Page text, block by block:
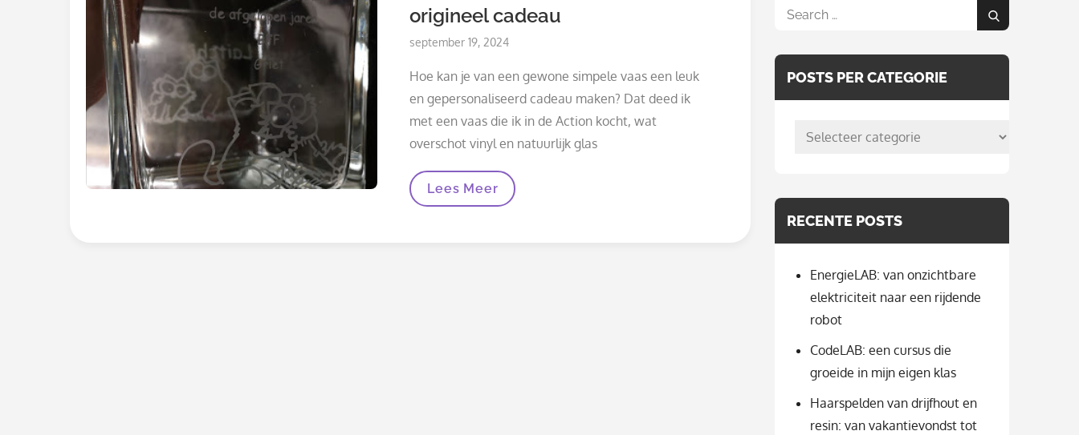
origineel cadeau
Posted
september 19, 2024
Hoe kan je van een gewone simpele vaas een leuk
en gepersonaliseerd cadeau maken? Dat deed ik
met een vaas die ik in de Action kocht, wat
overschot vinyl en natuurlijk glas
Maak
Van
Lees Meer
Search
Search
POSTS PER CATEGORIE
posts
RECENTE POSTS
EnergieLAB: van onzichtbare
elektriciteit naar een rijdende
robot
CodeLAB: een cursus die
groeide in mijn eigen klas
Haarspelden van drijfhout en
resin: van vakantievondst tot